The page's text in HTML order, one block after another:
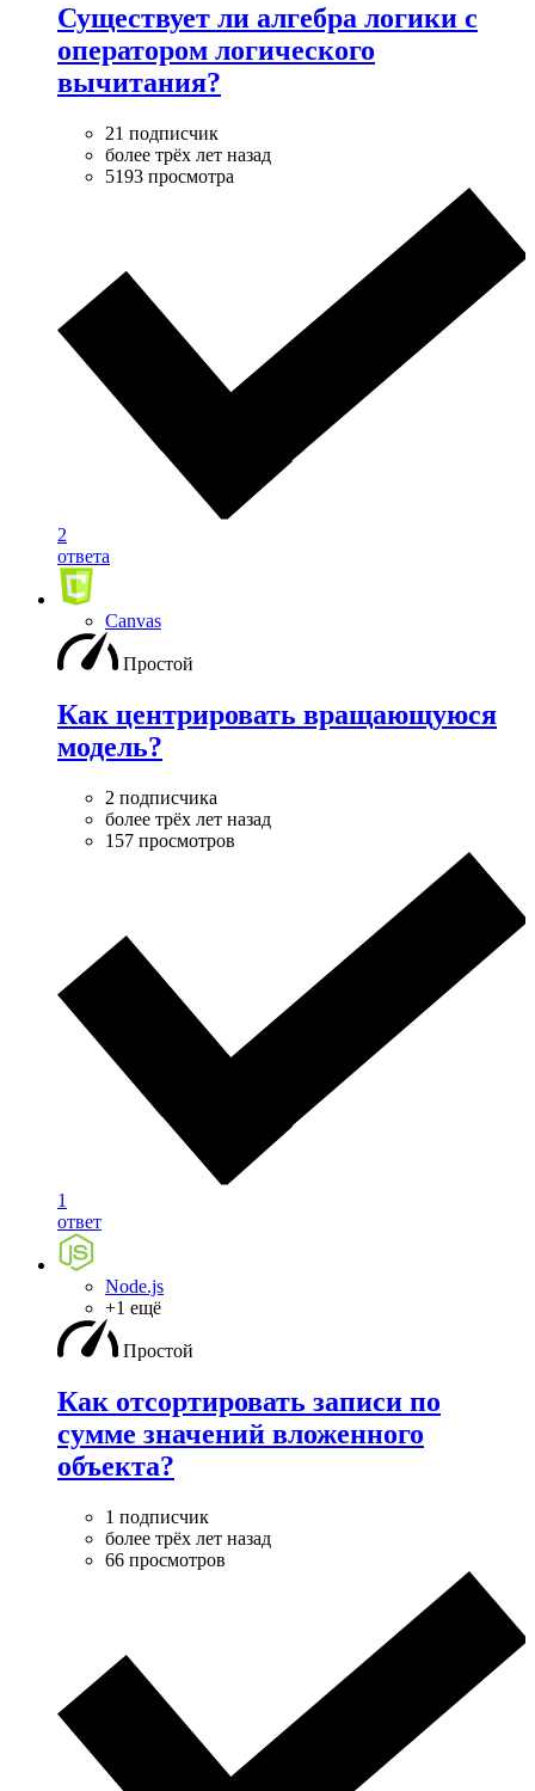
Существует ли алгебра логики с
оператором логического
вычитания?
21 подписчик
более трёх лет назад
5193 просмотра
2
ответа
Canvas
Простой
Как центрировать вращающуюся
модель?
2 подписчика
более трёх лет назад
157 просмотров
1
ответ
Node.js
+1 ещё
Простой
Как отсортировать записи по
сумме значений вложенного
объекта?
1 подписчик
более трёх лет назад
66 просмотров